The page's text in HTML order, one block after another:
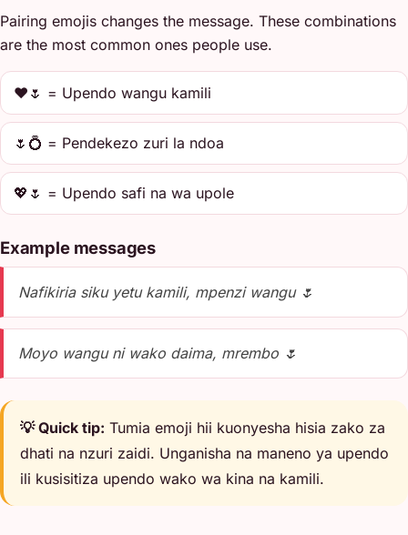
Pairing emojis changes the message. These combinations
are the most common ones people use.
❤️🌷 = Upendo wangu kamili
🌷💍 = Pendekezo zuri la ndoa
💖🌷 = Upendo safi na wa upole
Example messages
Nafikiria siku yetu kamili, mpenzi wangu 🌷
Moyo wangu ni wako daima, mrembo 🌷
💡 Quick tip: Tumia emoji hii kuonyesha hisia zako za
dhati na nzuri zaidi. Unganisha na maneno ya upendo
ili kusisitiza upendo wako wa kina na kamili.